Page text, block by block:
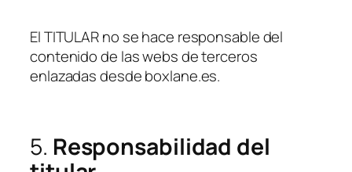
El TITULAR no se hace responsable del
contenido de las webs de terceros
enlazadas desde boxlane.es.
5. Responsabilidad del